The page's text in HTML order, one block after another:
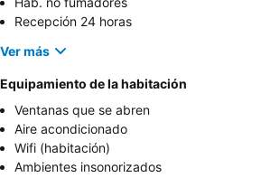
Recepción 24 horas
Ver más
Equipamiento de la habitación
Ventanas que se abren
Aire acondicionado
Wifi (habitación)
Ambientes insonorizados